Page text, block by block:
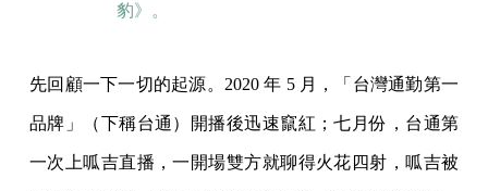
豹》。
先回顧一下一切的起源。2020 年 5 月，「台灣通勤第一
品牌」（下稱台通）開播後迅速竄紅；七月份，台通第
一次上呱吉直播，一開場雙方就聊得火花四射，呱吉被